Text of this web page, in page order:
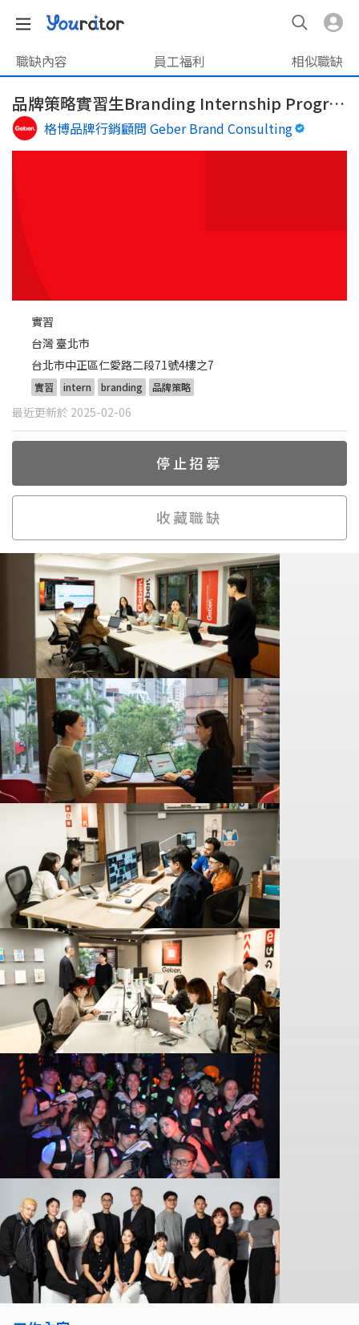
職缺內容 員工福利 相似職缺
品牌策略實習生Branding Internship Program
格博品牌行銷顧問 Geber Brand Consulting
實習
台灣 臺北市
台北市中正區仁愛路二段71號4樓之7
實習 intern branding 品牌策略
最近更新於 2025-02-06
停止招募
收藏職缺